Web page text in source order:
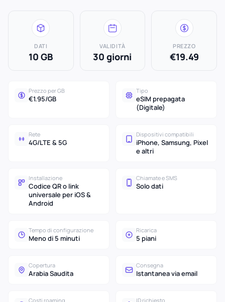
DATI
10 GB
VALIDITÀ
30 giorni
PREZZO
€19.49
Prezzo per GB
€1.95/GB
Tipo
eSIM prepagata
(Digitale)
Rete
4G/LTE & 5G
Dispositivi compatibili
iPhone, Samsung, Pixel
e altri
Installazione
Codice QR o link
universale per iOS &
Android
Chiamate e SMS
Solo dati
Tempo di configurazione
Meno di 5 minuti
Ricarica
5 piani
Copertura
Arabia Saudita
Consegna
Istantanea via email
Costi roaming ID richiesto